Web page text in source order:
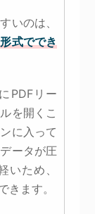
いのは、
式ででき
PDFリー
を開くこ
に入って
ータが圧
いため、
きます。